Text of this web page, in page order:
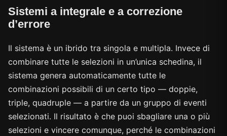
Sistemi a integrale e a correzione
d’errore
Il sistema è un ibrido tra singola e multipla. Invece di
combinare tutte le selezioni in un’unica schedina, il
sistema genera automaticamente tutte le
combinazioni possibili di un certo tipo — doppie,
triple, quadruple — a partire da un gruppo di eventi
selezionati. Il risultato è che puoi sbagliare una o più
selezioni e vincere comunque, perché le combinazioni